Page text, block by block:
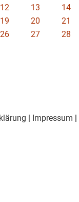
12 13 14
19 20 21
26 27 28
Impressum